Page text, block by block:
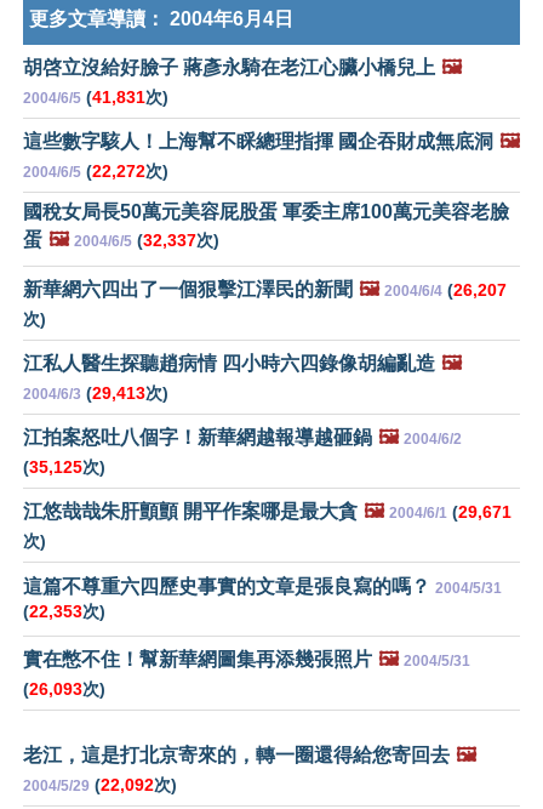
更多文章導讀： 2004年6月4日
胡啓立沒給好臉子 蔣彥永騎在老江心臟小橋兒上 🖼️
2004/6/5 (41,831次)
這些數字駭人！上海幫不睬總理指揮 國企吞財成無底洞 🖼️
2004/6/5 (22,272次)
國稅女局長50萬元美容屁股蛋 軍委主席100萬元美容老臉
蛋 🖼️ 2004/6/5 (32,337次)
新華網六四出了一個狠擊江澤民的新聞 🖼️ 2004/6/4 (26,207
次)
江私人醫生探聽趙病情 四小時六四錄像胡編亂造 🖼️
2004/6/3 (29,413次)
江拍案怒吐八個字！新華網越報導越砸鍋 🖼️ 2004/6/2
(35,125次)
江悠哉哉朱肝顫顫 開平作案哪是最大貪 🖼️ 2004/6/1 (29,671
次)
這篇不尊重六四歷史事實的文章是張良寫的嗎？ 2004/5/31
(22,353次)
實在憋不住！幫新華網圖集再添幾張照片 🖼️ 2004/5/31
(26,093次)
老江，這是打北京寄來的，轉一圈還得給您寄回去 🖼️
2004/5/29 (22,092次)